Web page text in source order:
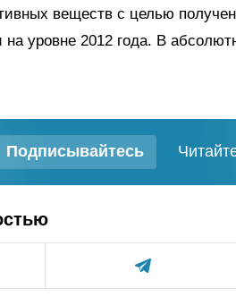
веществ с целью
на уровне 2012 года. В
Подписывайтесь